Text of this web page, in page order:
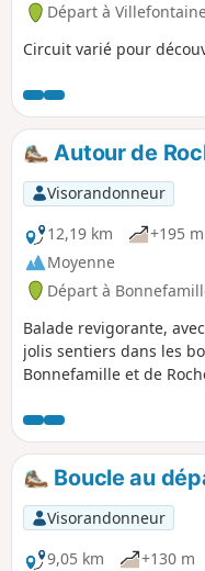
Départ à
Circuit varié pour
Autour de
Visorandonneur
12,19 km
+195 m
Moyenne
Départ à
Balade revigorante,
jolis sentiers dans les
Bonnefamille et de
traversée de Roche,
bois, et vous pourrez
à cupules de Roche.
Boucle au
Visorandonneur
9,05 km
+130 m